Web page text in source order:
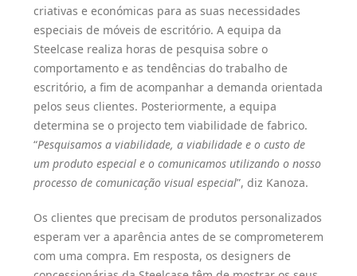
criativas e económicas para as suas necessidades
especiais de móveis de escritório. A equipa da
Steelcase realiza horas de pesquisa sobre o
comportamento e as tendências do trabalho de
escritório, a fim de acompanhar a demanda orientada
pelos seus clientes. Posteriormente, a equipa
determina se o projecto tem viabilidade de fabrico.
“Pesquisamos a viabilidade, a viabilidade e o custo de
um produto especial e o comunicamos utilizando o nosso
processo de comunicação visual especial”, diz Kanoza.
Os clientes que precisam de produtos personalizados
esperam ver a aparência antes de se comprometerem
com uma compra. Em resposta, os designers de